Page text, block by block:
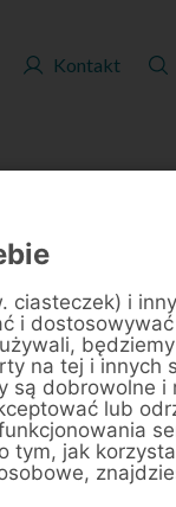
Kontakt
informacyjny
ciasteczek) i
i
będziemy
na tej i innych
są dobrowolne i
lub
tym, jak